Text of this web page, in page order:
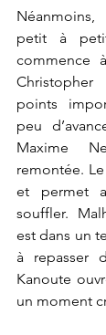
petit à
commence
points
peu
Maxime
remontée.
et permet
souffler.
est dans un
à repasser
Kanoute
un moment